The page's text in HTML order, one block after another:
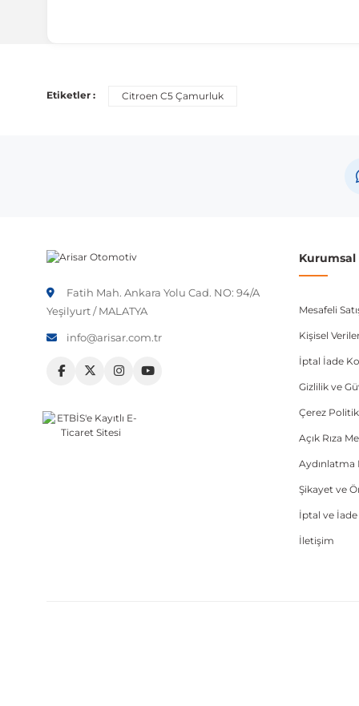
Araç üreticileri aynı model yılı içerisinde farklı
Etiketler : Citroen C5 Çamurluk
Fatih Mah. Ankara Yolu Cad. NO: 94/A
Yeşilyurt / MALATYA
info@arisar.com.tr
Mesafeli
Kişisel
İptal İade
Gizlilik ve
Çerez
Açık Rıza
Aydınlatma
Şikayet ve
İptal ve
İletişim